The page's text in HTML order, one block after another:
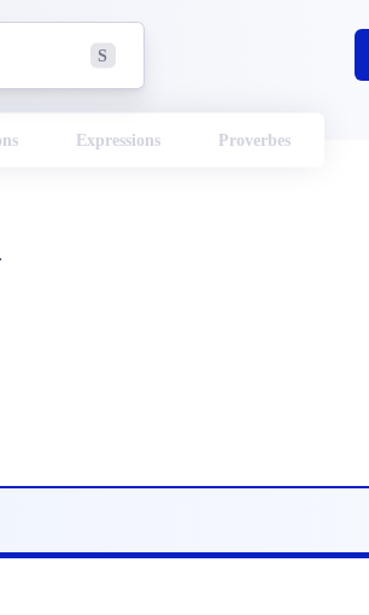
S
Expressions Proverbes